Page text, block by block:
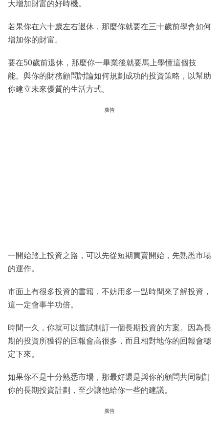
大增加財富的好時機。
若果你在六十歲左右退休，那麼你就要在三十歲前學會如何
增加你的財富。
要在50歲前退休，那麼你一畢業後就要馬上學懂這個技
能。與你的財務顧問討論如何規劃成功的投資策略，以幫助
你建立未來優質的生活方式。
廣告
一開始踏上投資之路，可以先從短期買賣開始，先熟悉市場
的運作。
市面上有很多投資的書籍，不妨用多一點時間來了解投資，
這一定會事半功倍。
時間一久，你就可以嘗試制訂一個長期投資的方案。因為長
期的投資所獲得的回報會高很多，而且相對地你的回報會穩
定下來。
如果你不是十分熟悉市場，那最好還是與你的顧問共同制訂
你的長期投資計劃，至少讓他給你一些的建議。
廣告